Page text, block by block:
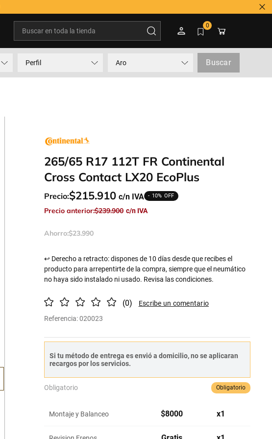
0
Perfil Aro Buscar
265/65 R17 112T FR Continental
Cross Contact LX20 EcoPlus
Precio:$215.910 10%
Precio anterior:$239.900
Ahorro:$23.990
↩ Derecho a retracto: dispones de 10 días desde que recibes el
producto para arrepentirte de la compra, siempre que el neumático
no haya sido instalado ni usado. Revisa las condiciones.
(0)
Referencia:020023
Si tu método de entrega es envió a domicilio, no se aplicaran
recargos por los servicios.
Obligatorio Obligatorio
Montaje y Balanceo $8000 x1